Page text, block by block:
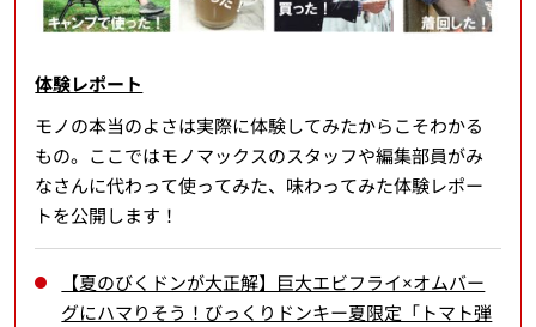
体験レポート
モノの本当のよさは実際に体験してみたからこそわかる
もの。ここではモノマックスのスタッフや編集部員がみ
なさんに代わって使ってみた、味わってみた体験レポー
トを公開します！
【夏のびくドンが大正解】巨大エビフライ×オムバー
グにハマりそう！びっくりドンキー夏限定「トマト弾